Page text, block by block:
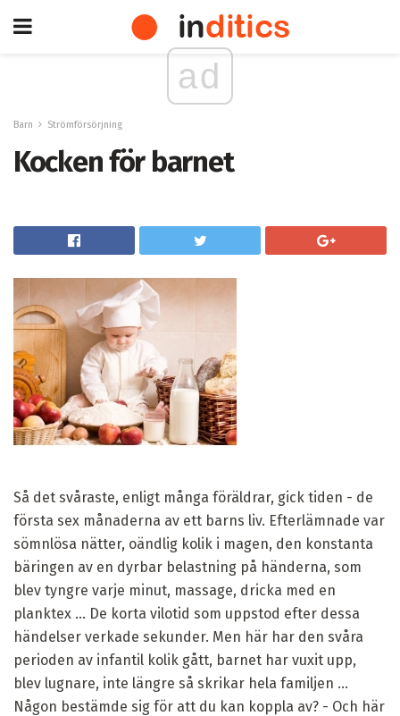
ad
Barn Strömförsörjning
Kocken för barnet
Så det svåraste, enligt många föräldrar, gick tiden - de
första sex månaderna av ett barns liv. Efterlämnade var
sömnlösa nätter, oändlig kolik i magen, den konstanta
bäringen av en dyrbar belastning på händerna, som
blev tyngre varje minut, massage, dricka med en
planktex ... De korta vilotid som uppstod efter dessa
händelser verkade sekunder. Men här har den svåra
perioden av infantil kolik gått, barnet har vuxit upp,
blev lugnare, inte längre så skrikar hela familjen ...
Någon bestämde sig för att du kan koppla av? - Och här